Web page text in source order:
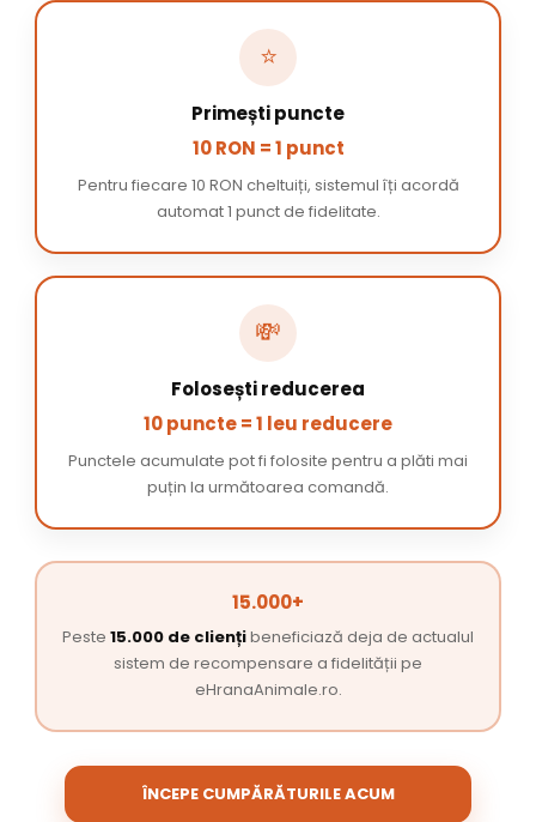
⭐
Primești puncte
10 RON = 1 punct
Pentru fiecare 10 RON cheltuiți, sistemul îți acordă
automat 1 punct de fidelitate.
💸
Folosești reducerea
10 puncte = 1 leu reducere
Punctele acumulate pot fi folosite pentru a plăti mai
puțin la următoarea comandă.
15.000+
Peste 15.000 de cliențibeneficiază deja de actualul
sistem de recompensare a fidelității pe
eHranaAnimale.ro.
ÎNCEPE CUMPĂRĂTURILE ACUM